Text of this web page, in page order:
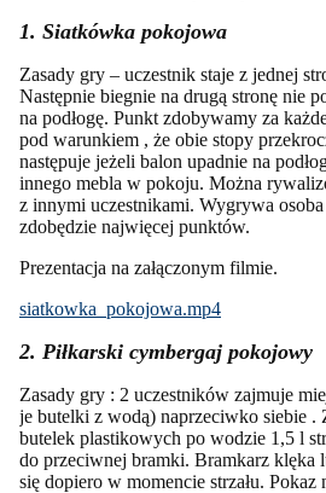
1. Siatkówka pokojowa
Zasady gry – uczestnik staje z jednej
Następnie biegnie na drugą stronę nie
na podłogę. Punkt zdobywamy za
pod warunkiem , że obie stopy
następuje jeżeli balon upadnie na
innego mebla w pokoju. Można
z innymi uczestnikami. Wygrywa
zdobędzie najwięcej punktów.
Prezentacja na załączonym filmie.
siatkowka_pokojowa.mp4
2. Piłkarski cymbergaj pokojowy
Zasady gry : 2 uczestników zajmuje
je butelki z wodą) naprzeciwko siebie .
butelek plastikowych po wodzie 1,5 l
do przeciwnej bramki. Bramkarz klęka
się dopiero w momencie strzału. Pokaz